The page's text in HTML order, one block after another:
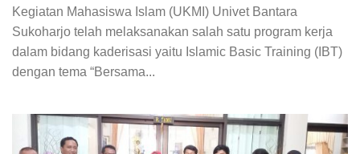
Kegiatan Mahasiswa Islam (UKMI) Univet Bantara
Sukoharjo telah melaksanakan salah satu program kerja
dalam bidang kaderisasi yaitu Islamic Basic Training (IBT)
dengan tema “Bersama...